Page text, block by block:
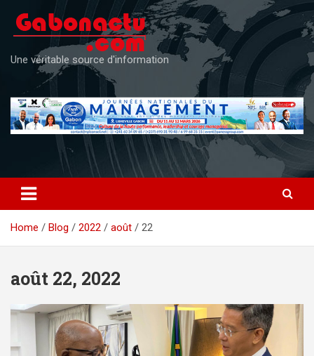
content
Une véritable source d'information
Home Blog 2022 août 22
août 22, 2022